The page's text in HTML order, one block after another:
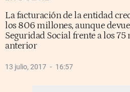
La facturación de la entidad
los 806 millones, aunque
Seguridad Social frente a los
anterior
13 julio, 2017 16:57